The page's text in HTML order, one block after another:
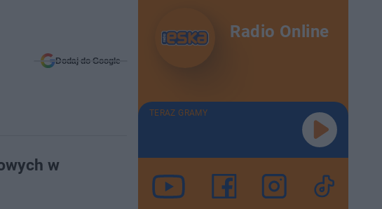
Dodaj do Google
w
Radio Online
TERAZ GRAMY